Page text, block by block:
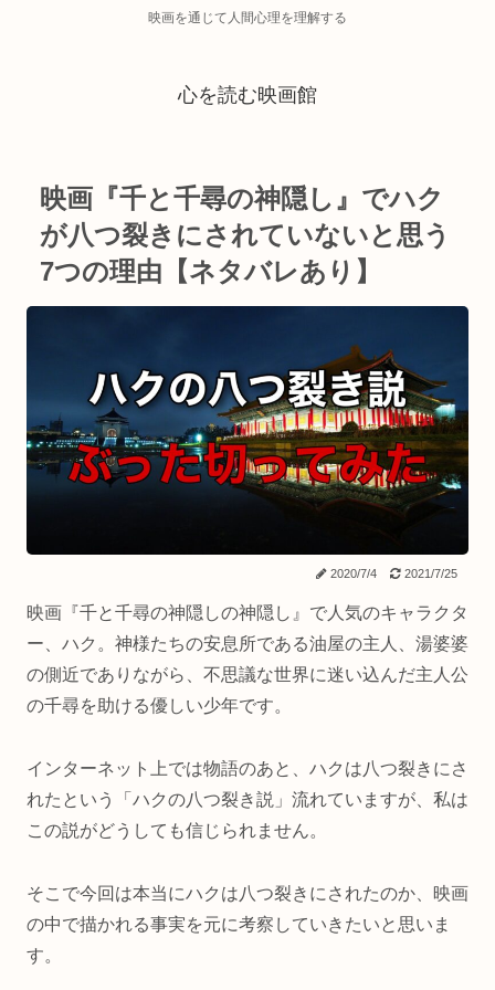
映画を通じて人間心理を理解する
心を読む映画館
映画『千と千尋の神隠し』でハク
が八つ裂きにされていないと思う
7つの理由【ネタバレあり】
2020/7/4 2021/7/25
映画『千と千尋の神隠しの神隠し』で人気のキャラクタ
ー、ハク。神様たちの安息所である油屋の主人、湯婆婆
の側近でありながら、不思議な世界に迷い込んだ主人公
の千尋を助ける優しい少年です。
インターネット上では物語のあと、ハクは八つ裂きにさ
れたという「ハクの八つ裂き説」流れていますが、私は
この説がどうしても信じられません。
そこで今回は本当にハクは八つ裂きにされたのか、映画
の中で描かれる事実を元に考察していきたいと思いま
す。